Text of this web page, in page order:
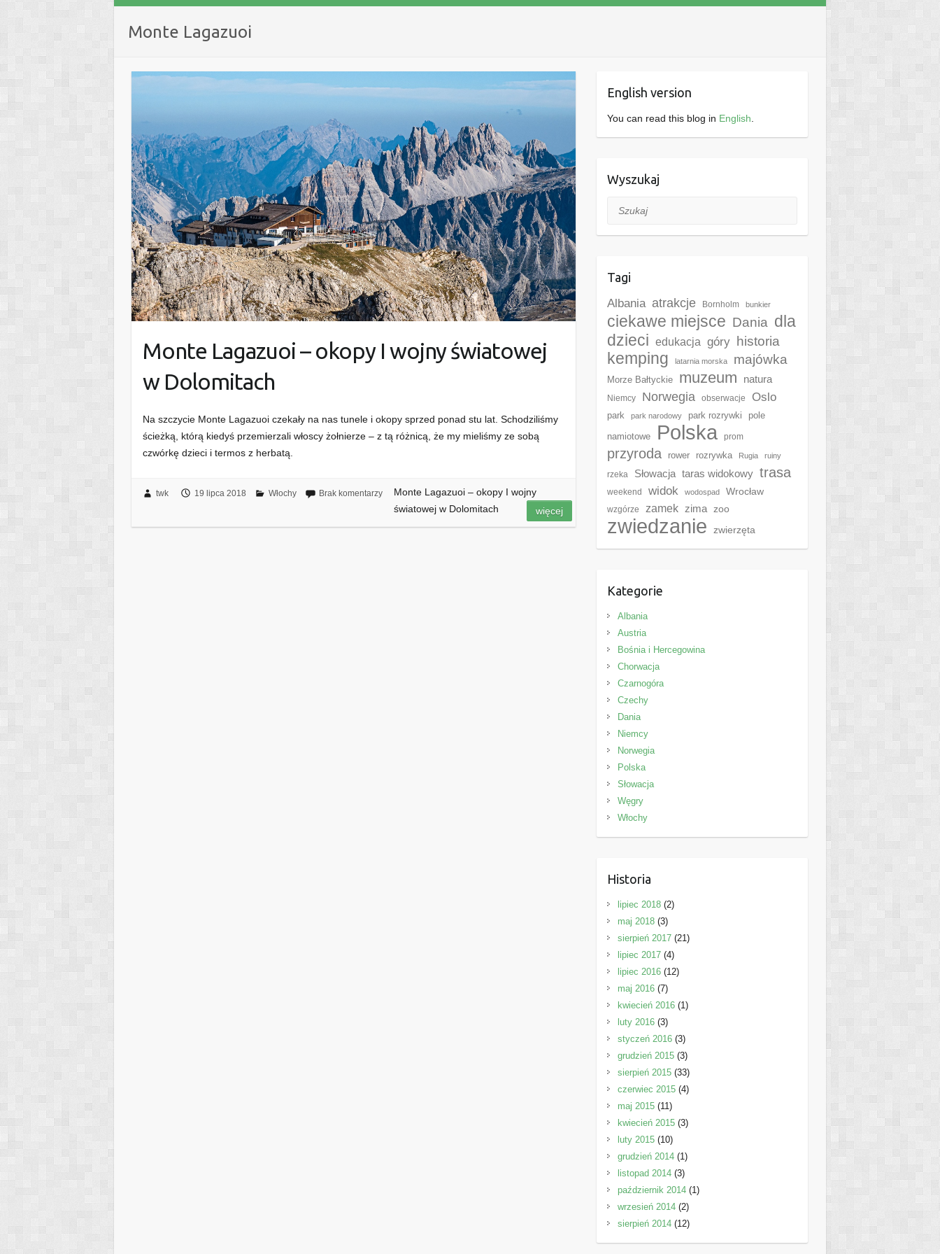
Monte Lagazuoi
Monte Lagazuoi – okopy I wojny światowej
w Dolomitach
Na szczycie Monte Lagazuoi czekały na nas tunele i okopy sprzed ponad stu lat. Schodziliśmy
ścieżką, którą kiedyś przemierzali włoscy żołnierze – z tą różnicą, że my mieliśmy ze sobą
czwórkę dzieci i termos z herbatą.
twk 19 lipca 2018 Włochy Brak komentarzy
Monte Lagazuoi – okopy I wojny
światowej w Dolomitach
więcej
English version
You can read this blog in English
Wyszukaj
Szukaj
Tagi
Albania atrakcje Bornholm bunkier
ciekawe miejsce Dania dla
dzieci edukacja góry historia
kemping latarnia morska majówka
Morze Bałtyckie muzeum natura
Niemcy Norwegia obserwacje Oslo
park park narodowy park rozrywki
pole
namiotowe
Polska prom
przyroda rower rozrywka Rugia ruiny
rzeka Słowacja taras widokowy trasa
weekend widok wodospad Wrocław
wzgórze zamek zima zoo
zwiedzanie zwierzęta
Kategorie
Albania
Austria
Bośnia i Hercegowina
Chorwacja
Czarnogóra
Czechy
Dania
Niemcy
Norwegia
Polska
Słowacja
Węgry
Włochy
Historia
lipiec 2018(2)
maj 2018(3)
sierpień 2017(21)
lipiec 2017(4)
lipiec 2016(12)
maj 2016(7)
kwiecień 2016(1)
luty 2016(3)
styczeń 2016(3)
grudzień 2015(3)
sierpień 2015(33)
czerwiec 2015(4)
maj 2015(11)
kwiecień 2015(3)
luty 2015(10)
grudzień 2014(1)
listopad 2014(3)
październik 2014(1)
wrzesień 2014(2)
sierpień 2014(12)